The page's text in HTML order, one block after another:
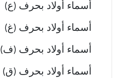
أسماء أولاد بحرف (ع)
أسماء أولاد بحرف (غ)
أسماء أولاد بحرف (ف)
أسماء أولاد بحرف (ق)